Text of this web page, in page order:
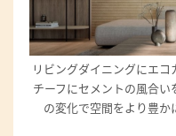
リビングダイニングにエ
チーフにセメントの風合
の変化で空間をより豊か